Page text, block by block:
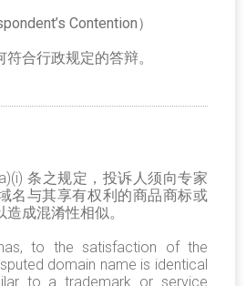
Contention）
合行政规定的答辩。
条之规定，投诉人须向专家
名与其享有权利的商品商标或
成混淆性相似。
to the satisfaction of the
domain name is identical
to a trademark or service